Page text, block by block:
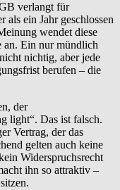
verlangt für
als ein Jahr geschlossen
wendet diese
an. Ein nur mündlich
nichtig, aber jede
berufen – die
der
light“. Das ist falsch.
Vertrag, der das
gelten auch keine
Widerspruchsrecht
ihn so attraktiv –